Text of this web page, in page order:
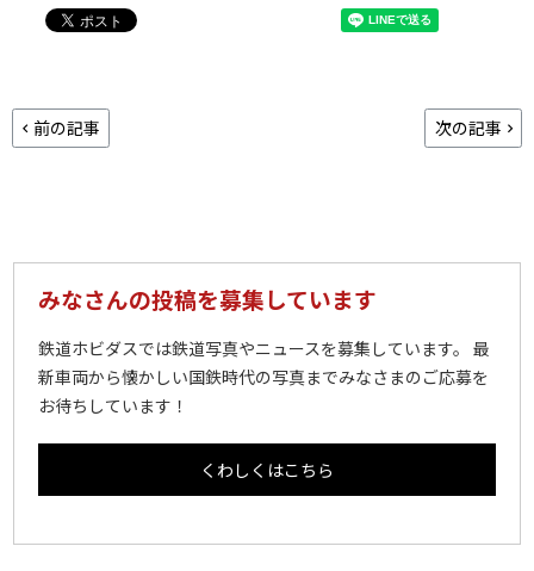
前の記事 次の記事
みなさんの投稿を募集しています
鉄道ホビダスでは鉄道写真やニュースを募集しています。 最
新車両から懐かしい国鉄時代の写真までみなさまのご応募を
お待ちしています！
くわしくはこちら